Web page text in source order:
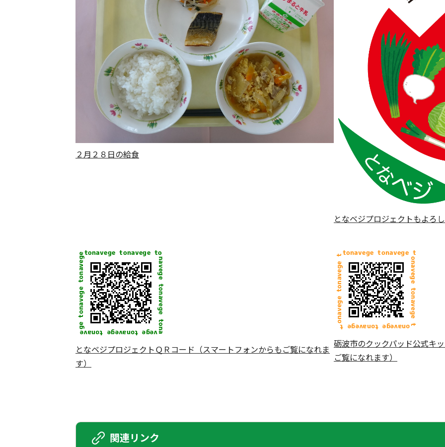
２月２８日の給食
となベジプロジェクトもよろ
となベジプロジェクトＱＲコード（スマートフォンからもご覧になれま
す）
砺波市のクックパッド公式キ
ご覧になれます）
関連リンク